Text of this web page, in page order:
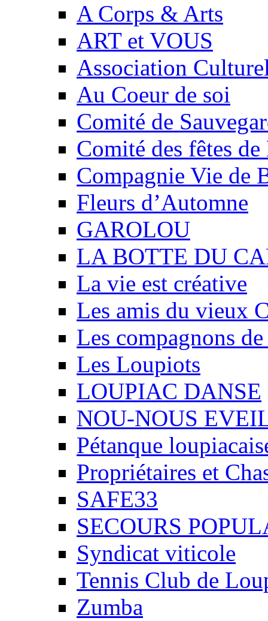
A Corps & Arts
ART et VOUS
Association
Au Coeur de soi
Comité de
Comité des fêtes
Compagnie Vie de
Fleurs d’Automne
GAROLOU
LA BOTTE DU
La vie est créative
Les amis du vieux
Les compagnons
Les Loupiots
LOUPIAC DANSE
NOU-NOUS
Pétanque
Propriétaires et
SAFE33
SECOURS
Syndicat viticole
Tennis Club de
Zumba